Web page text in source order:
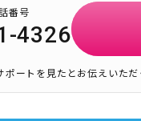
番号
4326
ートを見たとお伝えいただ